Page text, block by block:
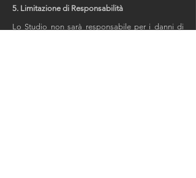
5. Limitazione di Responsabilità
Lo Studio non sarà responsabile per i danni di